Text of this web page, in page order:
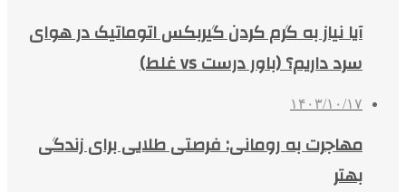
آیا نیاز به گرم کردن گیربکس اتوماتیک در هوای
سرد داریم؟ (باور درست vs غلط)
۱۴۰۳/۱۰/۱۷
مهاجرت به رومانی: فرصتی طلایی برای زندگی
بهتر